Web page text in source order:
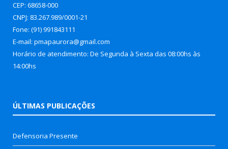
CEP: 68658-000
CNPJ: 83.267.989/0001-21
Fone: (91) 991843111
E-mail: pmapaurora@gmail.com
Horário de atendimento: De Segunda à Sexta das 08:00hs às
14:00hs
ÚLTIMAS PUBLICAÇÕES
Defensoria Presente